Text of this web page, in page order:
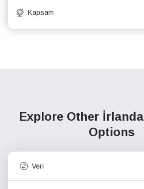
Kapsam
Explore Other İrlanda
Options
Veri